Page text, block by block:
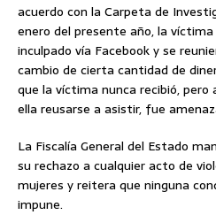
acuerdo con la Carpeta de
enero del presente año, la
inculpado vía Facebook y se
cambio de cierta cantidad de
que la víctima nunca recibió,
ella reusarse a asistir, fue
La Fiscalía General del Estado
su rechazo a cualquier acto de
mujeres y reitera que ninguna
impune.